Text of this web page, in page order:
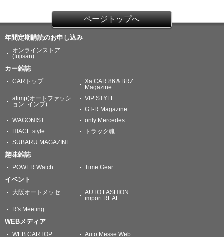
ページトップへ
年間定期購読のお申し込み
オンラインストア
(fujisan)
カー雑誌
CARトップ
Xa CAR 86＆BRZ
Magazine
afimp(オートファッシ
ョン･インプ)
VIP STYLE
GT-R Magazine
WAGONIST
only Mercedes
HIACE style
トラック魂
SUBARU MAGAZINE
趣味雑誌
POWER Watch Time Gear
イベント
大阪オートメッセ
AUTO FASHION
import REAL
R's Meeting
WEBメディア
WEB CARTOP Auto Messe Web